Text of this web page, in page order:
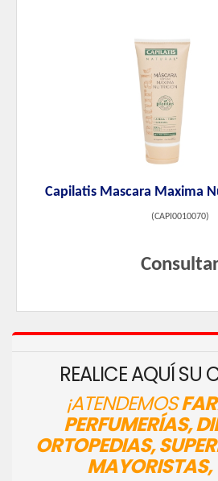
Capilatis Mascara Maxima
(CAPI0010070)
REALICE AQUÍ SU
¡ATENDEMOS
PERFUMERÍAS,
ORTOPEDIAS,
MAYORISTAS,